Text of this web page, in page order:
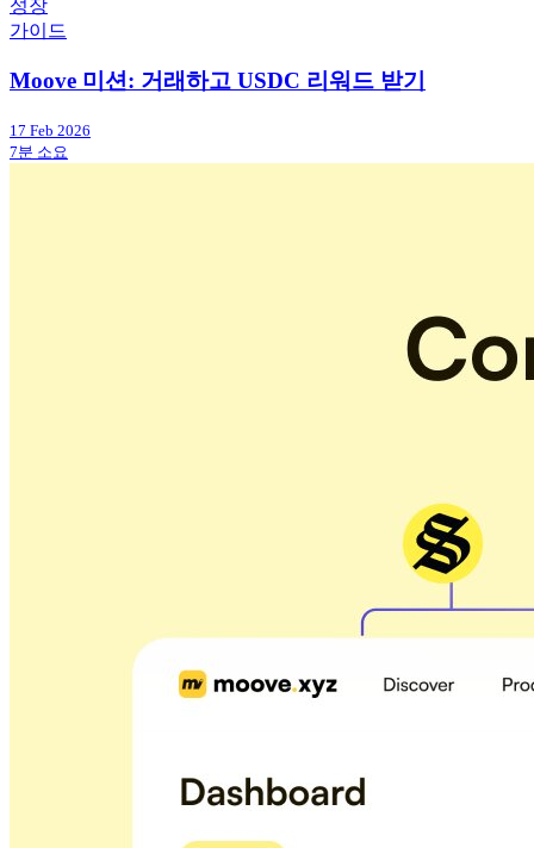
성장
가이드
Moove 미션: 거래하고 USDC 리워드 받기
17 Feb 2026
7분 소요